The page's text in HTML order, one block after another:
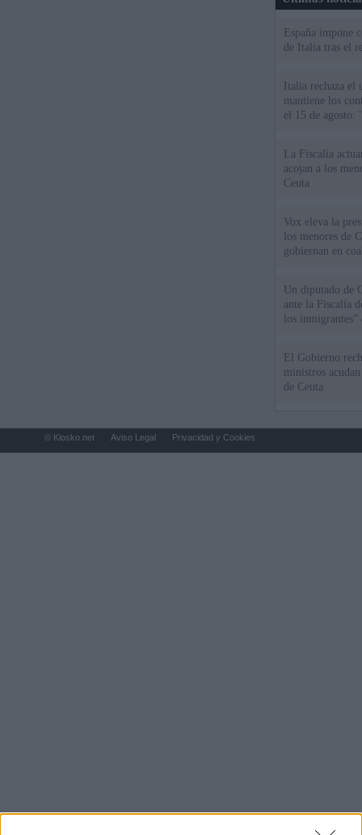
España impone
de Italia tras el
Italia rechaza
mantiene los
el 15 de agosto:
La Fiscalía
acojan a los
Ceuta
Vox eleva la
los menores de
gobiernan en
Un diputado de
ante la Fiscalía
los inmigrantes”
El Gobierno
ministros
de Ceuta
© Kiosko.net Aviso Legal Privacidad y Cookies